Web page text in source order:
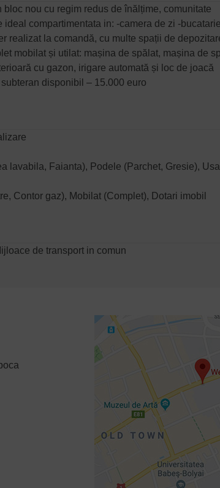
nou cu regim redus de înălțime, comunitate
compartimentata in: -camera de zi -
realizat la comandă, cu multe spații de
mobilat și utilat: mașina de spălat, mașina de
cu gazon, irigare automată și loc de joacă
disponibil – 15.000 euro
lavabila, Faianta), Podele (Parchet, Gresie), Usa
Contor gaz), Mobilat (Complet), Dotari imobil
de transport in comun